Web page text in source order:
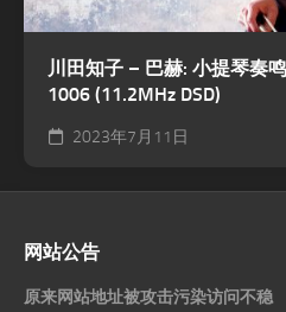
川田知子 – 巴赫: 小提琴奏
1006 (11.2MHz DSD)
2023年7月11日
网站公告
原来网站地址被攻击污染访问不稳